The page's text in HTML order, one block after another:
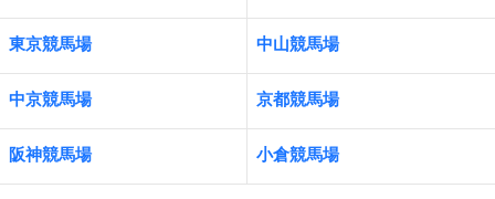
東京競馬場 中山競馬場
中京競馬場 京都競馬場
阪神競馬場 小倉競馬場